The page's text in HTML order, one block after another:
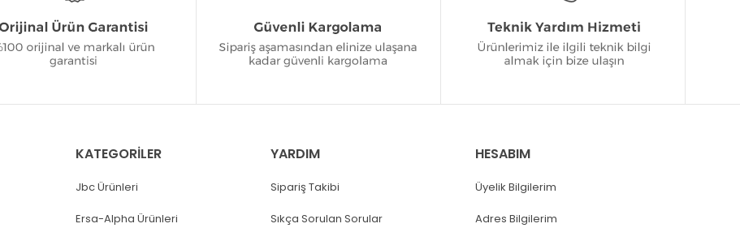
KATEGORİLER
Jbc Ürünleri
Ersa-Alpha Ürünleri
YARDIM
Sipariş Takibi
Sıkça Sorulan Sorular
HESABIM
Üyelik Bilgilerim
Adres Bilgilerim